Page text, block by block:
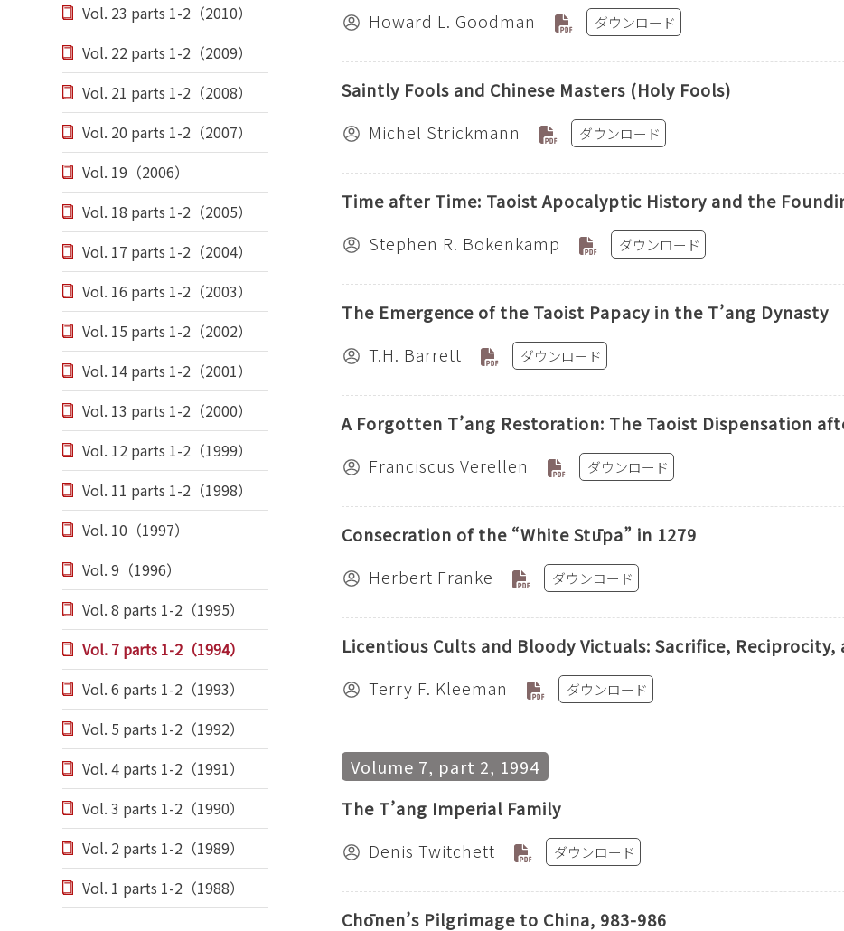
Vol. 23 parts 1-2（2010）
Vol. 22 parts 1-2（2009）
Vol. 21 parts 1-2（2008）
Vol. 20 parts 1-2（2007）
Vol. 19（2006）
Vol. 18 parts 1-2（2005）
Vol. 17 parts 1-2（2004）
Vol. 16 parts 1-2（2003）
Vol. 15 parts 1-2（2002）
Vol. 14 parts 1-2（2001）
Vol. 13 parts 1-2（2000）
Vol. 12 parts 1-2（1999）
Vol. 11 parts 1-2（1998）
Vol. 10（1997）
Vol. 9（1996）
Vol. 8 parts 1-2（1995）
Vol. 7 parts 1-2（1994）
Vol. 6 parts 1-2（1993）
Vol. 5 parts 1-2（1992）
Vol. 4 parts 1-2（1991）
Vol. 3 parts 1-2（1990）
Vol. 2 parts 1-2（1989）
Vol. 1 parts 1-2（1988）
Howard L. Goodman
ダウンロード
Saintly Fools and Chinese Masters (Holy Fools)
Michel Strickmann
ダウンロード
Time after Time: Taoist Apocalyptic History and the
Stephen R. Bokenkamp
ダウンロード
The Emergence of the Taoist Papacy in the T’ang Dynasty
T.H. Barrett
ダウンロード
A Forgotten T’ang Restoration: The Taoist Dispensation
Franciscus Verellen
ダウンロード
Consecration of the “White Stūpa” in 1279
Herbert Franke
ダウンロード
Licentious Cults and Bloody Victuals: Sacrifice,
Terry F. Kleeman
ダウンロード
Volume 7, part 2, 1994
The T’ang Imperial Family
Denis Twitchett
ダウンロード
Chōnen’s Pilgrimage to China, 983-986